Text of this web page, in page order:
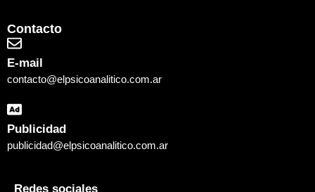
Contacto
E-mail
contacto@elpsicoanalitico.com.ar
Publicidad
publicidad@elpsicoanalitico.com.ar
Redes sociales